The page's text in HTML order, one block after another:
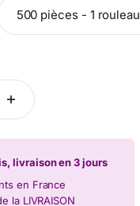
500 pièces - 1 rouleau
livraison en 3 jours
en France
la LIVRAISON